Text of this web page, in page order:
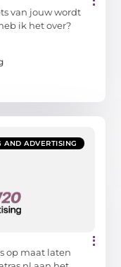
van jouw wordt
ik het over?
AND ADVERTISING
op maat laten